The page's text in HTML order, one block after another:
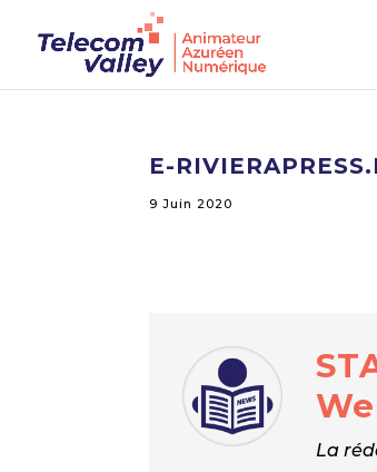
E-
9 Juin 2020
La